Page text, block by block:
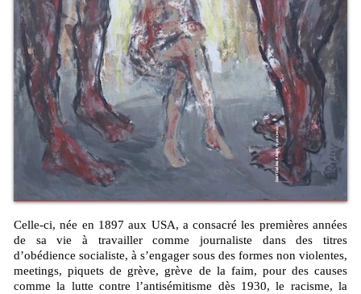
Celle-ci, née en 1897 aux USA, a consacré les premières années
de sa vie à travailler comme journaliste dans des titres
d’obédience socialiste, à s’engager sous des formes non violentes,
meetings, piquets de grève, grève de la faim, pour des causes
comme la lutte contre l’antisémitisme dès 1930, le racisme, la